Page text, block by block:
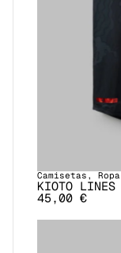
Camisetas , Ropa
KIOTO LINES
45,00 €